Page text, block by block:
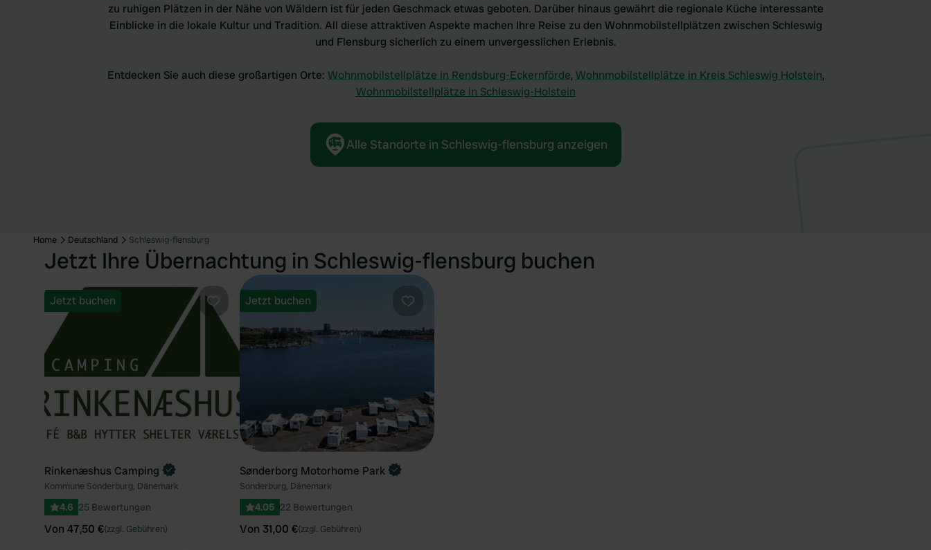
zu ruhigen Plätzen in der Nähe von Wäldern ist für jeden Geschmack etwas geboten. Darüber hinaus gewährt die regionale Küche interessante
Einblicke in die lokale Kultur und Tradition. All diese attraktiven Aspekte machen Ihre Reise zu den Wohnmobilstellplätzen zwischen Schleswig
und Flensburg sicherlich zu einem unvergesslichen Erlebnis.
Entdecken Sie auch diese großartigen Orte: Wohnmobilstellplätze in Rendsburg-Eckernförde, Wohnmobilstellplätze in Kreis Schleswig Holstein,
Wohnmobilstellplätze in Schleswig-Holstein
Alle Standorte in Schleswig-flensburg anzeigen
Home Deutschland Schleswig-flensburg
Jetzt Ihre Übernachtung in Schleswig-flensburg buchen
Favorit
Jetzt buchen
Rinkenæshus Camping
Kommune Sonderburg, Dänemark
4.6 25 Bewertungen
Von 47,50 €(zzgl. Gebühren)
Jetzt buchen
Sønderborg Motorhome Park
Sonderburg, Dänemark
4.05 22 Bewertungen
Von 31,00 €(zzgl. Gebühren)